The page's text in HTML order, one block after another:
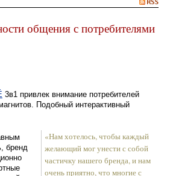
общения с потребителями
3в1 привлек внимание потребителей
Подобный интерактивный
«Нам хотелось, чтобы каждый
желающий мог унести с собой
частичку нашего бренда, и нам
очень приятно, что многие с
бренд